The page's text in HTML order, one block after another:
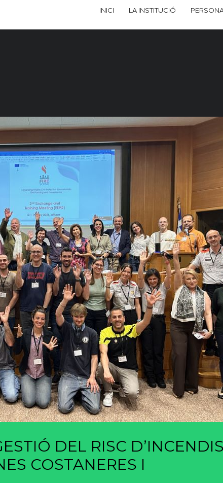
INICI LA INSTITUCIÓ
DEL RISC
COSTANERES I